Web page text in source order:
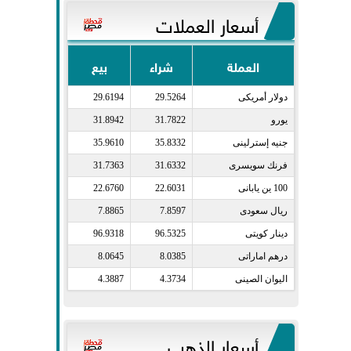
أسعار العملات
العملة شراء بيع
دولار أمريكى​ 29.5264
29.6194
يورو​ 31.7822
31.8942
جنيه إسترلينى​ 35.8332
35.9610
فرنك سويسرى​ 31.6332
31.7363
100 ين يابانى​ 22.6031
22.6760
ريال سعودى​ 7.8597
7.8865
دينار كويتى​ 96.5325
96.9318
درهم اماراتى​ 8.0385
8.0645
اليوان الصينى​ 4.3734
4.3887
أسعار الذهب